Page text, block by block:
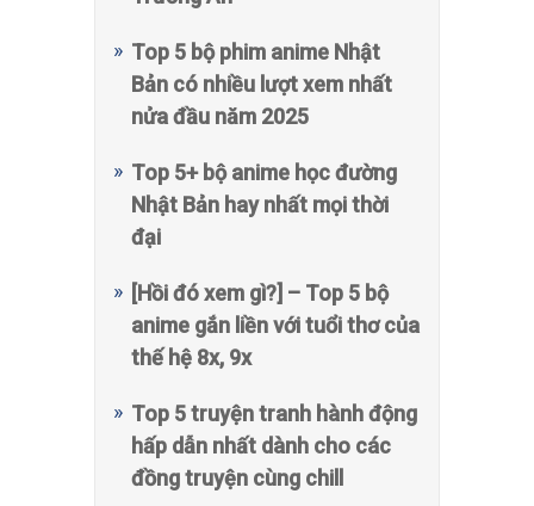
Top 5 bộ phim anime Nhật
Bản có nhiều lượt xem nhất
nửa đầu năm 2025
Top 5+ bộ anime học đường
Nhật Bản hay nhất mọi thời
đại
[Hồi đó xem gì?] – Top 5 bộ
anime gắn liền với tuổi thơ của
thế hệ 8x, 9x
Top 5 truyện tranh hành động
hấp dẫn nhất dành cho các
đồng truyện cùng chill